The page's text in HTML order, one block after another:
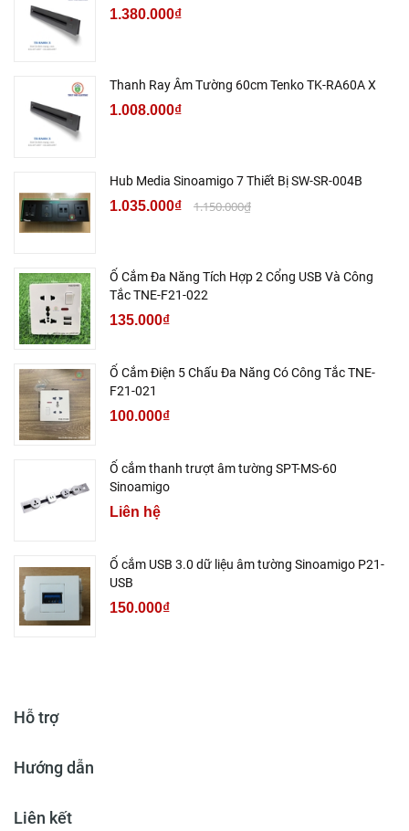
1.380.000₫
Thanh Ray Âm Tường 60cm Tenko TK-RA60A X
1.008.000₫
Hub Media Sinoamigo 7 Thiết Bị SW-SR-004B
1.035.000₫ 1.150.000₫
Ổ Cắm Đa Năng Tích Hợp 2 Cổng USB Và Công
Tắc TNE-F21-022
135.000₫
Ổ Cắm Điện 5 Chấu Đa Năng Có Công Tắc TNE-
F21-021
100.000₫
Ổ cắm thanh trượt âm tường SPT-MS-60
Sinoamigo
Liên hệ
Ổ cắm USB 3.0 dữ liệu âm tường Sinoamigo P21-
USB
150.000₫
Hỗ trợ
Hướng dẫn
Liên kết